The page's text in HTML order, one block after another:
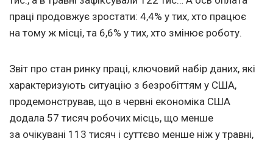
праці продовжує зростати: 4,4% у тих, хто працює
на тому ж місці, та 6,6% у тих, хто змінює роботу.
Звіт про стан ринку праці, ключовий набір даних, які
характеризують ситуацію з безробіттям у США,
продемонстрував, що в червні економіка США
додала 57 тисяч робочих місць, що менше
за очікувані 113 тисяч і суттєво менше ніж у травні,